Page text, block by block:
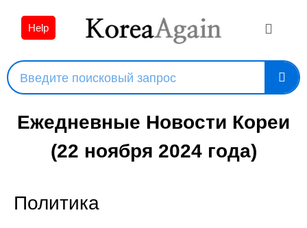
Help
Ежедневные Новости Кореи
(22 ноября 2024 года)
Политика